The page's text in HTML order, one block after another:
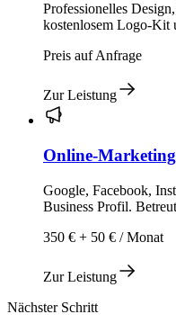
Professionelles
kostenlosem Logo-Kit
Preis auf Anfrage
Zur Leistung
Online-Marketing
Google, Facebook,
Business Profil.
350 € + 50 € / Monat
Zur Leistung
Nächster Schritt